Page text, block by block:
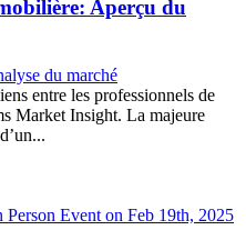
Aperçu du
du marché
entre les professionnels de
Market Insight. La majeure